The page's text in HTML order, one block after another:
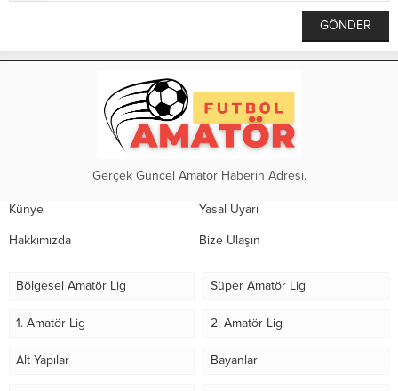
Gerçek Güncel Amatör Haberin Adresi.
Künye Yasal Uyarı
Hakkımızda Bize Ulaşın
Bölgesel Amatör Lig Süper Amatör Lig
1. Amatör Lig 2. Amatör Lig
Alt Yapılar Bayanlar